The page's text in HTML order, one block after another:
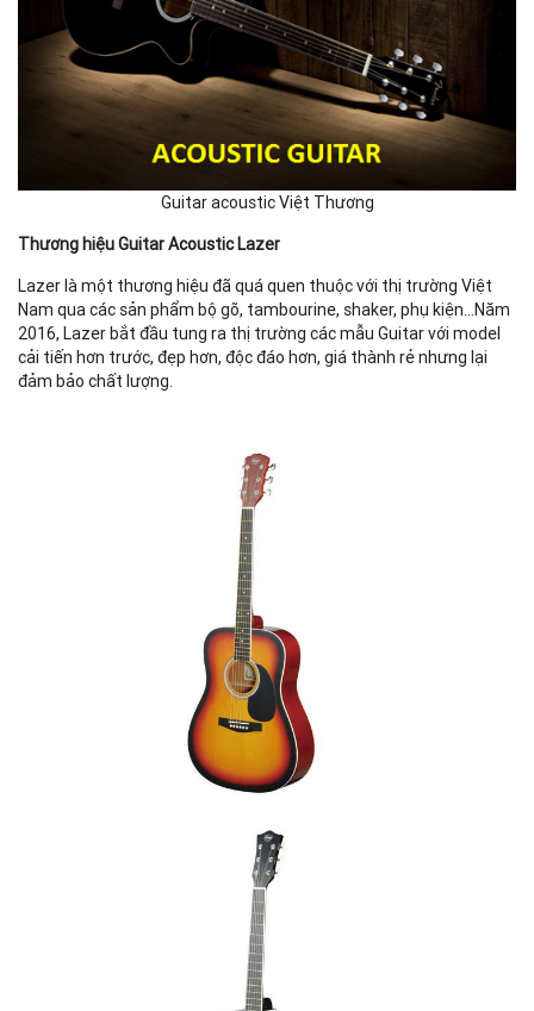
Guitar acoustic Việt Thương
Thương hiệu Guitar Acoustic Lazer
Lazer là một thương hiệu đã quá quen thuộc với thị trường Việt
Nam qua các sản phẩm bộ gõ, tambourine, shaker, phụ kiện…Năm
2016, Lazer bắt đầu tung ra thị trường các mẫu Guitar với model
cải tiến hơn trước, đẹp hơn, độc đáo hơn, giá thành rẻ nhưng lại
đảm bảo chất lượng.